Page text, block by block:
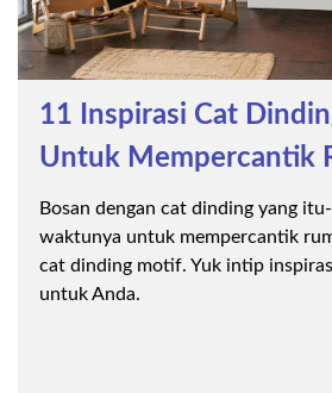
11 Inspirasi Cat
Untuk Mempercantik
Bosan dengan cat dinding yang
waktunya untuk mempercantik
cat dinding motif. Yuk intip
untuk Anda.